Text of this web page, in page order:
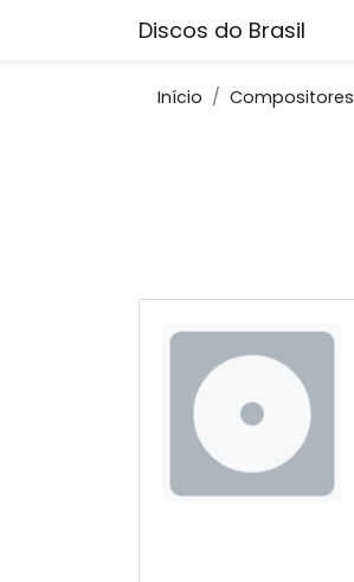
Discos do Brasil
Início Compositores